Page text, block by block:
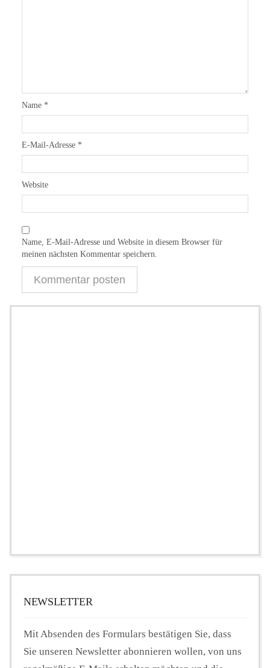
Name *
E-Mail-Adresse *
Website
Name, E-Mail-Adresse und Website in diesem Browser für
meinen nächsten Kommentar speichern.
NEWSLETTER
Mit Absenden des Formulars bestätigen Sie, dass
Sie unseren Newsletter abonnieren wollen, von uns